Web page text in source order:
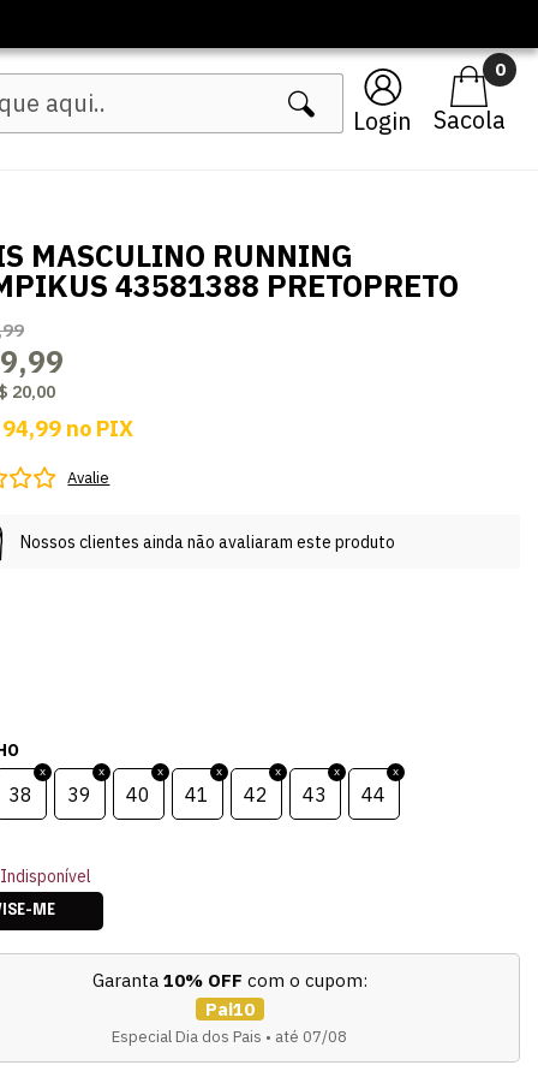
Login
0
MASCULINO RUNNING
43581388 PRETOPRETO
20,00
94,99 no PIX
Avalie
Nossos clientes ainda não avaliaram este produto
38 39 40 41 42 43 44
ME
Garanta 10% OFF com o cupom:
Pai10
Especial Dia dos Pais • até 07/08